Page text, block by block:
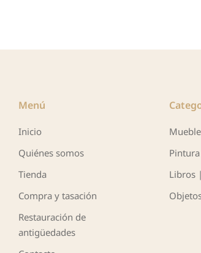
Menú
Inicio
Quiénes somos
Tienda
Compra y tasación
Restauración de
antigüedades
Libros